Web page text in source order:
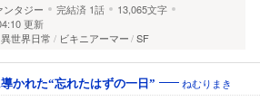
ンタジー 完結済 1話
13,065文字
更新
異世界日常 ビキニアーマー SF
かれた“忘れたはずの一日” ねむりまき